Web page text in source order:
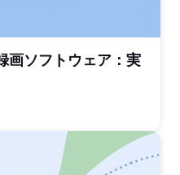
画ソフトウェア：実